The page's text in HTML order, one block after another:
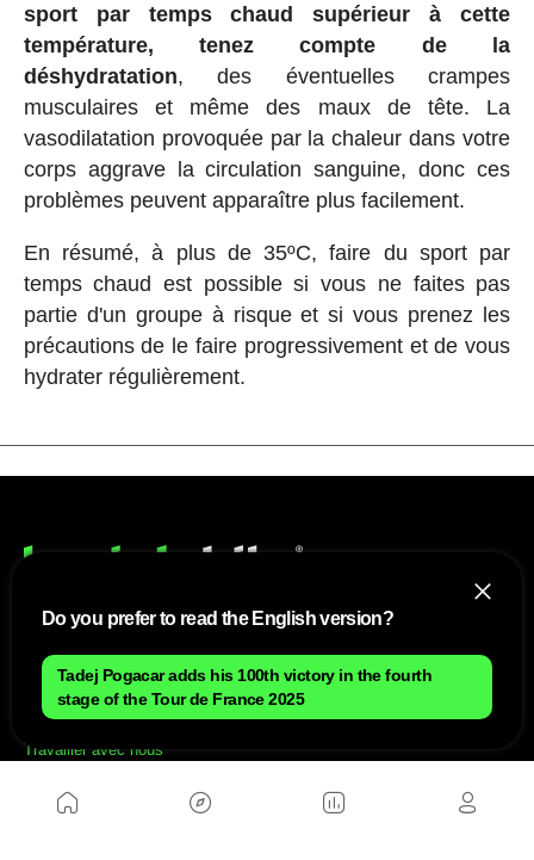
sport par temps chaud supérieur à cette
température, tenez compte de la
déshydratation, des éventuelles crampes
musculaires et même des maux de tête. La
vasodilatation provoquée par la chaleur dans votre
corps aggrave la circulation sanguine, donc ces
problèmes peuvent apparaître plus facilement.
En résumé, à plus de 35ºC, faire du sport par
temps chaud est possible si vous ne faites pas
partie d'un groupe à risque et si vous prenez les
précautions de le faire progressivement et de vous
hydrater régulièrement.
NOUS
Plan du site
Travailler avec nous
SITES D'AMIS
Do you prefer to read the English version?
Tadej Pogacar adds his 100th victory in the fourth
stage of the Tour de France 2025